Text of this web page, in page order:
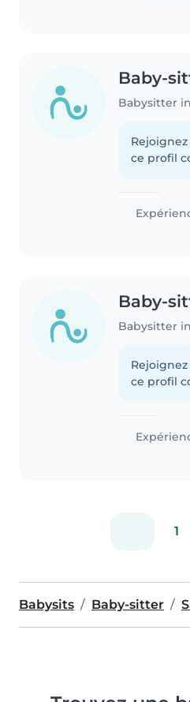
Baby-
Babysitter
ce profil
Baby-
Babysitter
ce profil
1
Babysits Baby-sitter